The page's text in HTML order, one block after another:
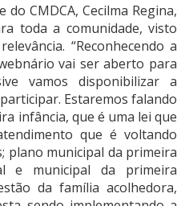
CMDCA, Cecilma Regina,
toda a comunidade, visto
“Reconhecendo a
vai ser aberto para
vamos disponibilizar a
Estaremos falando
infância, que é uma lei que
que é voltando
plano municipal da primeira
e municipal da primeira
da família acolhedora,